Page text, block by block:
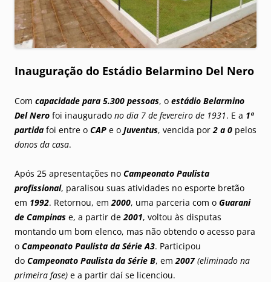
Inauguração do Estádio Belarmino Del Nero
Com capacidade para 5.300 pessoas, o estádio Belarmino
Del Nero foi inaugurado no dia 7 de fevereiro de 1931. E a 1ª
partida foi entre o CAP e o Juventus, vencida por2 a 0 pelos
donos da casa.
Após 25 apresentações no Campeonato Paulista
profissional, paralisou suas atividades no esporte bretão
em 1992. Retornou, em2000, uma parceria com o Guarani
de Campinas e, a partir de2001, voltou às disputas
montando um bom elenco, mas não obtendo o acesso para
o Campeonato Paulista da Série A3. Participou
do Campeonato Paulista da Série B, em2007 (eliminado na
primeira fase) e a partir daí se licenciou.